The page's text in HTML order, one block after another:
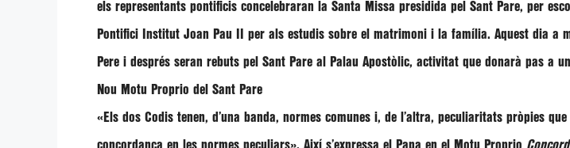
els representants pontificis concelebraran la Santa Missa presidida pel Sant Pare, per
Pontifici Institut Joan Pau II per als estudis sobre el matrimoni i la família. Aquest dia a
Pere i després seran rebuts pel Sant Pare al Palau Apostòlic, activitat que donarà pas a
Nou Motu Proprio del Sant Pare
«Els dos Codis tenen, d’una banda, normes comunes i, de l’altra, peculiaritats pròpies
concordança en les normes peculiars». Així s’expressa el Papa en el Motu Proprio